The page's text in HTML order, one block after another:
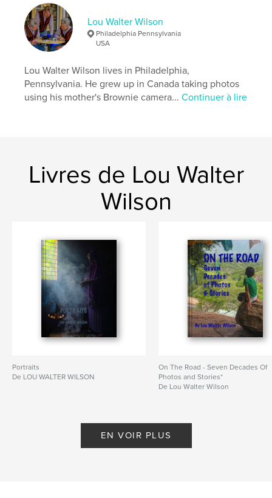
Candid
Sony RX10
Lou Walter Wilson
Philadelphia Pennsylvania
USA
Lou Walter Wilson lives in Philadelphia,
Pennsylvania. He grew up in Canada taking photos
using his mother's Brownie camera...Continuer à lire
Livres de Lou Walter
Wilson
Portraits
De LOU WALTER WILSON
On The Road - Seven Decades Of
Photos and Stories*
De Lou Walter Wilson
EN VOIR PLUS